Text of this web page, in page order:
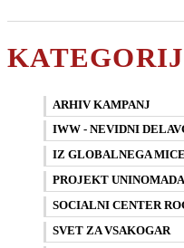
ARHIV KAMPANJ
IWW - NEVIDNI
IZ GLOBALNEGA
PROJEKT UNINOMADA
SOCIALNI CENTER
SVET ZA VSAKOGAR